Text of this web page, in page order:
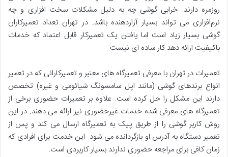
روزمره دارند. خرابی گوشی چه به دلیل مشکلات سخت ‌افزاری و چه
نرم‌افزاری می ‌تواند بسیار آزاردهنده باشد. در تهران تعداد تعمیرکاران
گوشی بسیار زیاد است اما یافتن یک تعمیرکار قابل اعتماد که خدمات
باکیفیت ارائه دهد کار ساده‌ ای نیست.
تعمیرات در تهران با معرفی تعمیرگاه ‌های معتبر و تعمیرکارانی که در تعمیر
انواع برندهای گوشی (مانند اپل سامسونگ شیائومی و غیره) تخصص
دارند این مشکل را حل کرده است. علاوه بر تعمیرات حضوری برخی از
تعمیرگاه‌ های معرفی‌ شده خدمات غیرحضوری نیز ارائه می ‌دهند. در این
روش کاربر گوشی را از طریق پیک به تعمیرگاه ارسال می‌ کند و پس از
تعمیر دستگاه به آدرس او بازگردانده می ‌شود. این خدمت برای افرادی که
زمان کافی برای مراجعه حضوری ندارند بسیار کاربردی است.